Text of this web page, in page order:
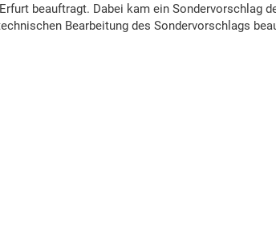
beauftragt. Dabei kam ein Sondervorschlag
Bearbeitung des Sondervorschlags